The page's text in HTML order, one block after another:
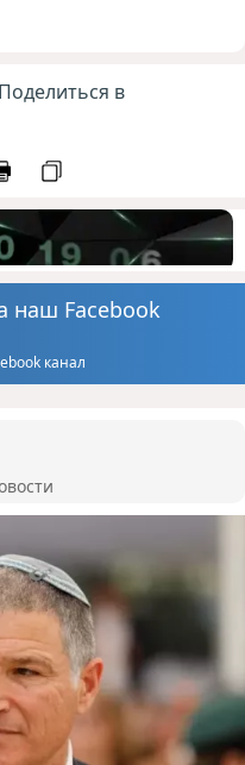
в
наш Facebook
канал